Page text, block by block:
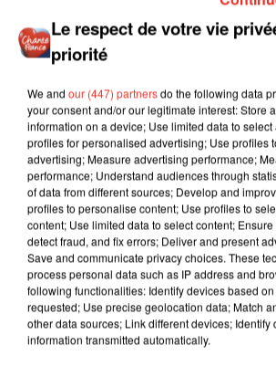
Le respect de votre vie
priorité
We and our (447) partnersdo the following data
your consent and/or our legitimate interest: Store
information on a device; Use limited data to
profiles for personalised advertising; Use profiles
advertising; Measure advertising performance;
performance; Understand audiences through
of data from different sources; Develop and
profiles to personalise content; Use profiles to
content; Use limited data to select content;
detect fraud, and fix errors; Deliver and present
Save and communicate privacy choices. These
process personal data such as IP address and
following functionalities: Identify devices based
requested; Use precise geolocation data; Match
other data sources; Link different devices; Identify
information transmitted automatically.